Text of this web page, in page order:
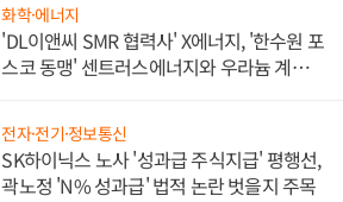
화학·에너지
'DL이앤씨 SMR 협력사' X에너지, '한수원 포
스코 동맹' 센트러스에너지와 우라늄 계약
전자·전기·정보통신
SK하이닉스 노사 '성과급 주식지급' 평행선,
곽노정 'N% 성과급' 법적 논란 벗을지 주목